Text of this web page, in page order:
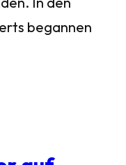
begannen